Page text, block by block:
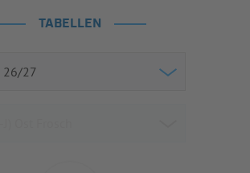
TABELLEN